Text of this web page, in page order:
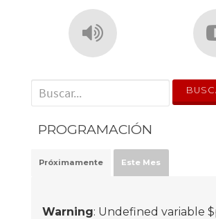
' . __('Search for:') . '
PROGRAMACIÓN
Próximamente Este Mes
Warning: Undefined variable